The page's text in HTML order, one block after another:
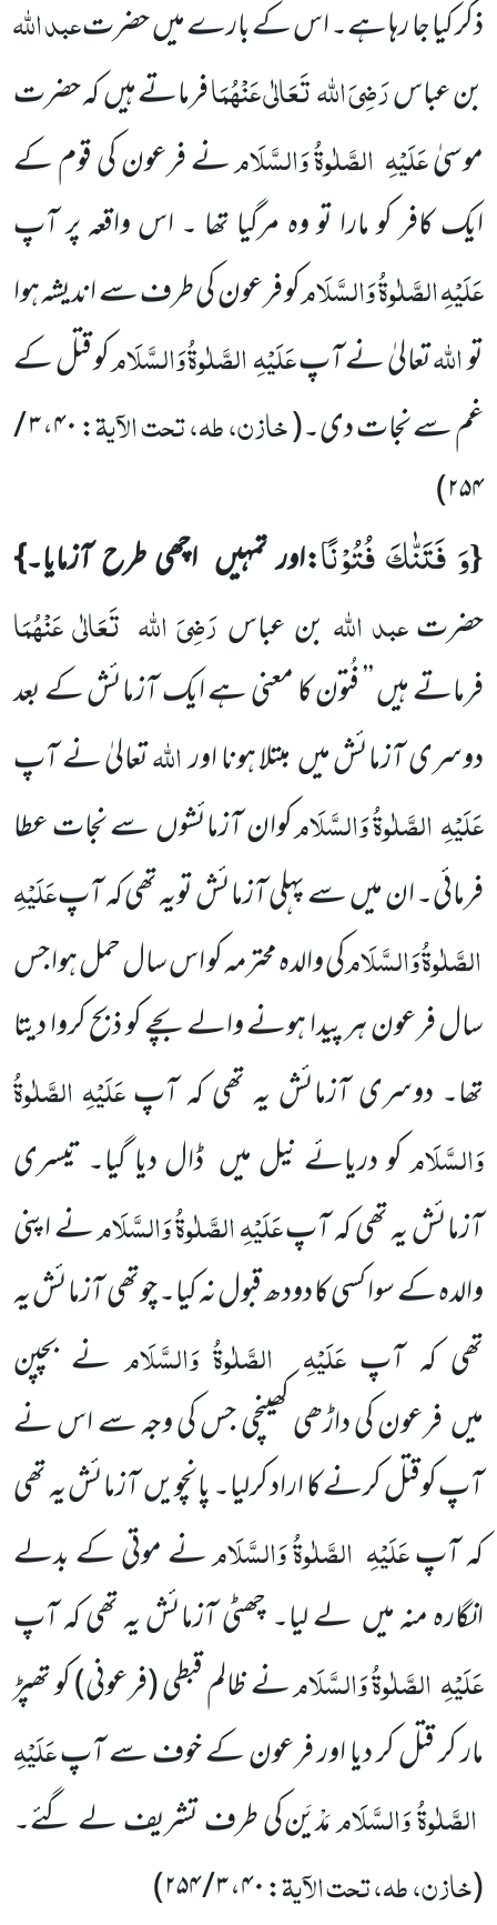
ذکر کیا جا رہا ہے۔ اس کے بارے میں حضرتعبد اللہ
بن عباسرَضِیَ اللہتَعَالٰی عَنْہُمَافرماتے ہیںکہحضرت
موسیٰعَلَیْہِ الصَّلٰوۃُ وَالسَّلَامنے فرعون کی قوم کے
ایک کافر کو مارا تو وہ مرگیا تھا ۔ اس واقعہ پر آپ
عَلَیْہِالصَّلٰوۃُ وَالسَّلَامکو فرعون کی طرف سے اندیشہ ہوا
تواللہتعالیٰ نے آپعَلَیْہِالصَّلٰوۃُ وَالسَّلَامکو قتل کے
غم سے نجات دی۔(خازن، طہ، تحت الآیۃ
: ۴۰، ۳ /
۲۵۴)
{وَ فَتَنّٰكَ فُتُوْنًا:اور تمہیں اچھی طرح آزمایا۔}
حضرتعبد اللہ بن عباسرَضِیَ اللہ تَعَالٰیعَنْہُمَا
فرماتے ہیں ’’ فُتون کا معنی ہے ایک آزمائش کے بعد
دوسری آزمائش میںمبتلا ہونا اوراللہتعالیٰ نے آپ
عَلَیْہِالصَّلٰوۃُ وَالسَّلَامکوان آزمائشوںسے نجات عطا
فرمائی۔ ان میںسے پہلی آزمائش تویہ تھی کہ آپعَلَیْہِ
الصَّلٰوۃُ وَالسَّلَامکی والدہ محترمہ کو اس سال حمل ہوا جس
سال فرعون ہر پیدا ہونے والے بچے کو ذبح کروا دیتا
تھا۔ دوسری آزمائش یہ تھی کہ آپعَلَیْہِ الصَّلٰوۃُ
وَالسَّلَامکو دریائے نیلمیں ڈال دیا گیا۔ تیسری
آزمائش یہ تھی کہ آپعَلَیْہِالصَّلٰوۃُ وَالسَّلَامنے اپنی
والدہ کے سوا کسی کا دودھ قبول نہ کیا۔ چوتھی آزمائشیہ
تھی کہ آپعَلَیْہِ الصَّلٰوۃُ وَالسَّلَامنے بچپن
میںفرعون کی داڑھی کھینچی جس کی وجہ سے اس نے
آپ کوقتل کرنے کا اراد کرلیا۔ پانچویںآزمائش یہ تھی
کہ آپعَلَیْہِ الصَّلٰوۃُ وَالسَّلَامنے موتی کے بدلے
انگارہ منہ میں لے لیا۔ چھٹی آزمائش یہ تھی کہ آپ
عَلَیْہِ الصَّلٰوۃُ وَالسَّلَامنے ظالم قبطی(فرعونی)کو تھپڑ
مار کر قتل کر دیا اور فرعون کے خوف سے آپعَلَیْہِ
الصَّلٰوۃُ وَالسَّلَاممَدْیَن کی طرف تشریف لے گئے۔
(خازن، طہ، تحت الآیۃ: ۴۰، ۳ / ۲۵۴ )